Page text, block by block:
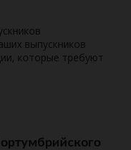
выпускников
которые требуют